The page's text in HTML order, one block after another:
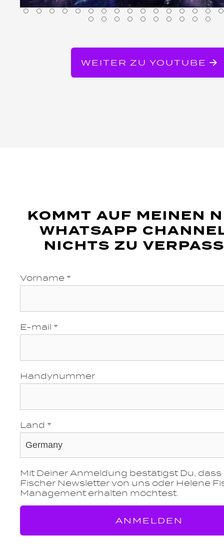
WEITER ZU YOUTUBE
KOMMT AUF MEINEN
WHATSAPP
NICHTS ZU
Vorname *
E-mail *
Handynummer
Land *
Mit Deiner Anmeldung bestätigst Du, dass
Fischer Newsletter von uns oder Helene
Management erhalten möchtest.
ANMELDEN